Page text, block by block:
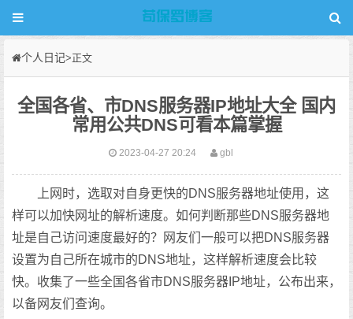
个人日记>正文
全国各省、市DNS服务器IP地址大全 国内
常用公共DNS可看本篇掌握
2023-04-27 20:24 gbl
上网时，选取对自身更快的DNS服务器地址使用，这
样可以加快网址的解析速度。如何判断那些DNS服务器地
址是自己访问速度最好的？网友们一般可以把DNS服务器
设置为自己所在城市的DNS地址，这样解析速度会比较
快。收集了一些全国各省市DNS服务器IP地址，公布出来，
以备网友们查询。